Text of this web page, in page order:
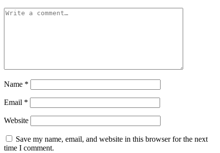
Name *
Email *
Website
Save my name, email, and website in this browser for the next
time I comment.